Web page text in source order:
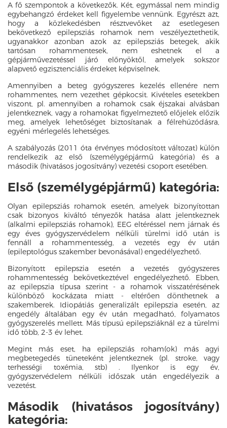
A fő szempontok a következők. Két, egymással nem mindig
egybehangzó érdeket kell figyelembe vennünk. Egyrészt azt,
hogy a közlekedésben résztvevőket az esetlegesen
bekövetkező epilepsziás rohamok nem veszélyeztethetik,
ugyanakkor azonban azok az epilepsziás betegek, akik
tartósan rohammentesek, nem eshetnek el a
gépjárművezetéssel járó előnyöktől, amelyek sokszor
alapvető egzisztenciális érdeket képviselnek.
Amennyiben a beteg gyógyszeres kezelés ellenére nem
rohammentes, nem vezethet gépkocsit. Kivételes esetekben
viszont, pl. amennyiben a rohamok csak éjszakai alvásban
jelentkeznek, vagy a rohamokat figyelmeztető előjelek előzik
meg, amelyek lehetőséget biztosítanak a félrehúzódásra,
egyéni mérlegelés lehetséges.
A szabályozás (2011 óta érvényes módosított változat) külön
rendelkezik az első (személygépjármű kategória) és a
második (hivatásos jogosítvány) vezetési csoport esetében.
Első (személygépjármű) kategória:
Olyan epilepsziás rohamok esetén, amelyek bizonyítottan
csak bizonyos kiváltó tényezők hatása alatt jelentkeznek
(alkalmi epilepsziás rohamok), EEG eltéréssel nem járnak és
egy éves gyógyszervédelem nélküli türelmi idő után is
fennáll a rohammentesség, a vezetés egy év után
(epileptológus szakember bevonásával) engedélyezhető.
Bizonyított epilepszia esetén a vezetés gyógyszeres
rohammentesség bekövetkeztével engedélyezhető. Ebben,
az epilepszia típusa szerint - a rohamok visszatérésének
különböző kockázata miatt - eltérően dönthetnek a
szakemberek. Idiopátiás generalizált epilepszia esetén, az
engedély általában egy év után megadható, folyamatos
gyógyszerelés mellett. Más típusú epilepsziáknál ez a türelmi
idő több, 2-3 év lehet.
Megint más eset, ha epilepsziás roham(ok) más agyi
megbetegedés tüneteként jelentkeznek (pl. stroke, vagy
terhességi toxémia, stb) . Ilyenkor is egy év,
gyógyszervédelem nélküli időszak után engedélyezik a
vezetést.
Második (hivatásos jogosítvány)
kategória: